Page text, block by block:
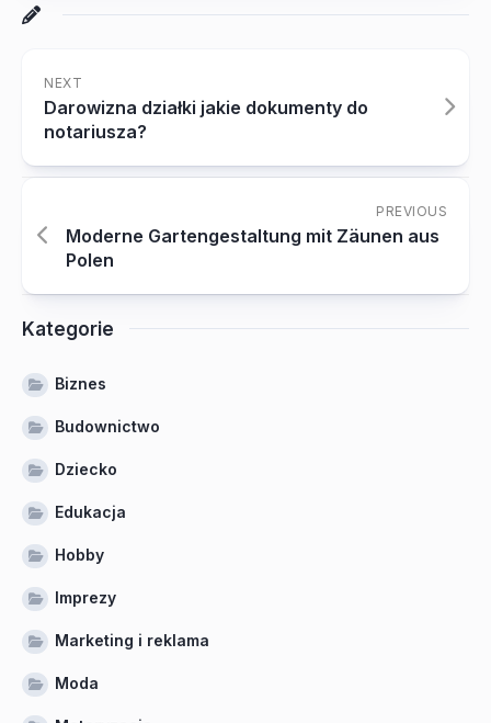
NEXT
Darowizna działki jakie dokumenty do
notariusza?
PREVIOUS
Moderne Gartengestaltung mit Zäunen aus
Polen
Kategorie
Biznes
Budownictwo
Dziecko
Edukacja
Hobby
Imprezy
Marketing i reklama
Moda